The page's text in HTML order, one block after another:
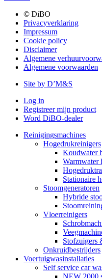
© DiBO
Privacyverklaring
Impressum
Cookie policy
Disclaimer
Algemene
Algemene voorwaarden
Site by D’M&S
Log in
Registreer mijn product
Word DiBO-dealer
Reinigingsmachines
Hogedrukreinigers
Koudwater
Warmwater
Stationaire
Stoomgeneratoren
Hybride
Vloerreinigers
Stofzuigers
Onkruidbestrijders
Voertuigwasinstallaties
Self service car
NEW 2000